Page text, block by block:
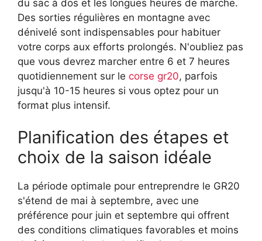
du sac à dos et les longues heures de marche.
Des sorties régulières en montagne avec
dénivelé sont indispensables pour habituer
votre corps aux efforts prolongés. N'oubliez pas
que vous devrez marcher entre 6 et 7 heures
quotidiennement sur le corse gr20, parfois
jusqu'à 10-15 heures si vous optez pour un
format plus intensif.
Planification des étapes et
choix de la saison idéale
La période optimale pour entreprendre le GR20
s'étend de mai à septembre, avec une
préférence pour juin et septembre qui offrent
des conditions climatiques favorables et moins